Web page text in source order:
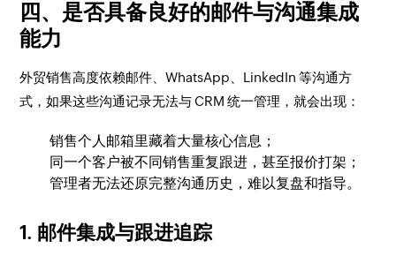
四、是否具备良好的邮件与沟通集成
能力
外贸销售高度依赖邮件、WhatsApp、LinkedIn 等沟通方
式，如果这些沟通记录无法与 CRM 统一管理，就会出现：
销售个人邮箱里藏着大量核心信息；
同一个客户被不同销售重复跟进，甚至报价打架；
管理者无法还原完整沟通历史，难以复盘和指导。
1. 邮件集成与跟进追踪